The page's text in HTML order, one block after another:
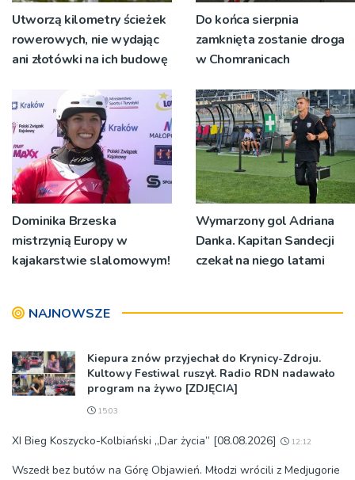
Utworzą kilometry ścieżek
rowerowych, nie wydając
ani złotówki na ich budowę
Do końca sierpnia
zamknięta zostanie droga
w Chomranicach
Dominika Brzeska
mistrzynią Europy w
kajakarstwie slalomowym!
Wymarzony gol Adriana
Danka. Kapitan Sandecji
czekał na niego latami
NAJNOWSZE
Kiepura znów przyjechał do Krynicy-Zdroju.
Kultowy Festiwal ruszył. Radio RDN nadawało
program na żywo [ZDJĘCIA]
15:03
XI Bieg Koszycko-Kolbiański „Dar życia” [08.08.2026] 12:12
Wszedł bez butów na Górę Objawień. Młodzi wrócili z Medjugorie